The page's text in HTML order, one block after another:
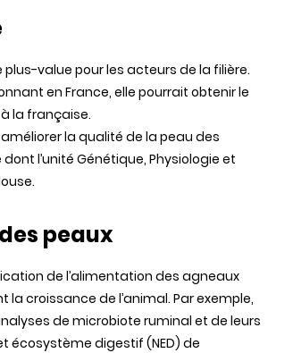
value pour les acteurs de la filière.
en France, elle pourrait obtenir le
la française.
la qualité de la peau des
l’unité Génétique, Physiologie et
peaux
de l’alimentation des agneaux
croissance de l’animal. Par exemple,
de microbiote ruminal et de leurs
écosystème digestif (NED) de